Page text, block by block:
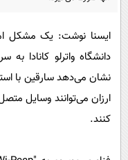
ایسنا نوشت: یک مشکل
دانشگاه واترلو کانادا
نشان می‌دهد سارقین با
ارزان می‌توانند وسایل
کنند.